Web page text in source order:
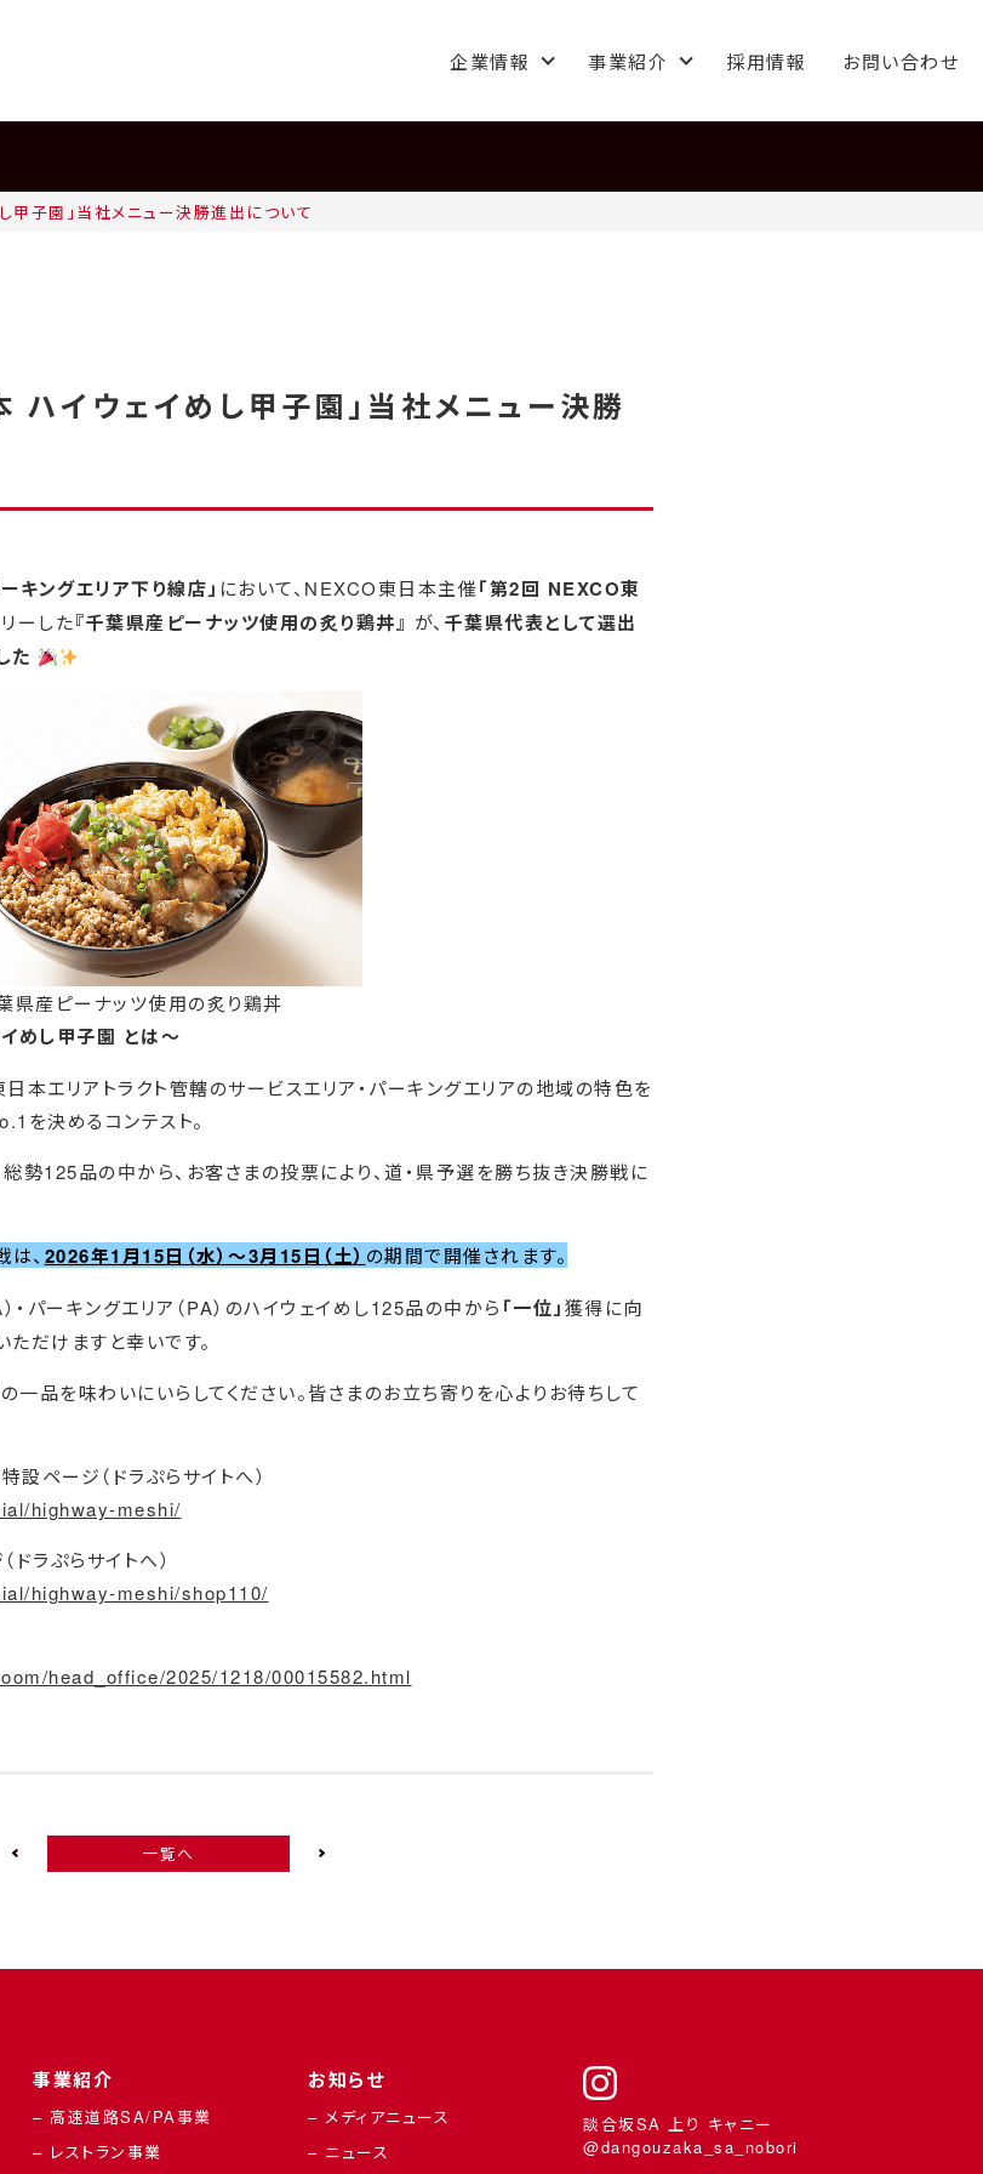
企業情報 事業紹介 採用情報 お問い合わせ
甲子園」当社メニュー決勝進出について
ハイウェイめし甲子園」当社メニュー決勝
キングエリア下り線店」 において、NEXCO東日本主催「第2回 NEXCO東
ーした『千葉県産ピーナッツ使用の炙り鶏丼』 が、 千葉県代表として選出
た
県産ピーナッツ使用の炙り鶏丼
し甲子園 とは～
本エリアトラクト管轄のサービスエリア・パーキングエリアの地域の特色を
を決めるコンテスト。
勢125品の中から、お客さまの投票により、道・県予選を勝ち抜き決勝戦に
、 2026年1月15日（水）～3月15日（土） の期間で開催されます。
パーキングエリア（PA）のハイウェイめし125品の中から 「一位」獲得に向
ただけますと幸いです。
一品を味わいにいらしてください。皆さまのお立ち寄りを心よりお待ちして
ページ（ドラぷらサイトへ）
highway-meshi/
ラぷらサイトへ）
highway-meshi/shop110/
head_office/2025/1218/00015582.html
一覧へ
事業紹介
– 高速道路SA/PA事業
– レストラン事業
お知らせ
– メディアニュース
– ニュース
談合坂SA 上り キャニー
@dangouzaka_sa_nobori